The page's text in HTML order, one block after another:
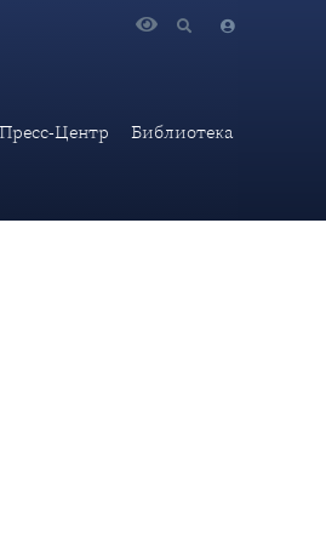
Пресс-Центр Библиотека
С.Сосы Лунды